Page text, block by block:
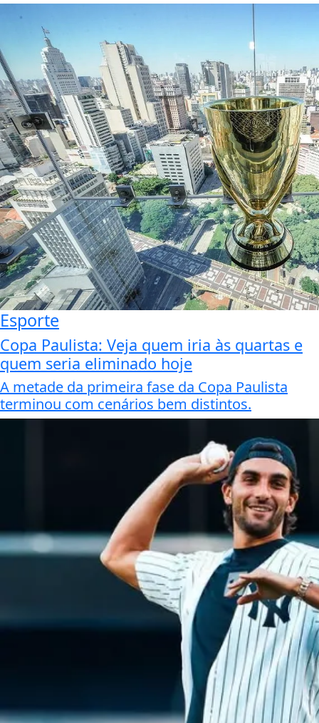
Esporte
Copa Paulista: Veja quem iria às quartas e
quem seria eliminado hoje
A metade da primeira fase da Copa Paulista
terminou com cenários bem distintos.